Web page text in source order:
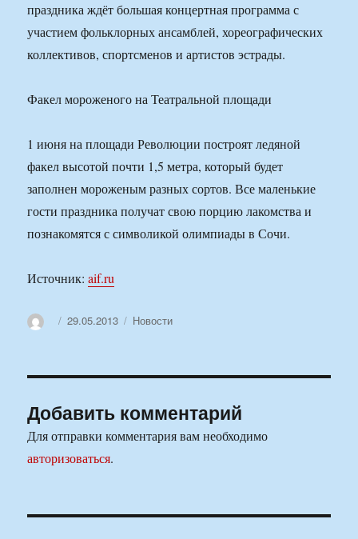
праздника ждёт большая концертная программа с
участием фольклорных ансамблей, хореографических
коллективов, спортсменов и артистов эстрады.
Факел мороженого на Театральной площади
1 июня на площади Революции построят ледяной
факел высотой почти 1,5 метра, который будет
заполнен мороженым разных сортов. Все маленькие
гости праздника получат свою порцию лакомства и
познакомятся с символикой олимпиады в Сочи.
Источник:aif.ru
АвторОпубликовано
29.05.2013 Рубрики
Новости
Добавить комментарий
Для отправки комментария вам необходимо
авторизоваться.